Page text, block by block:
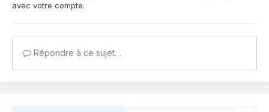
avec votre compte.
Répondre à ce sujet…